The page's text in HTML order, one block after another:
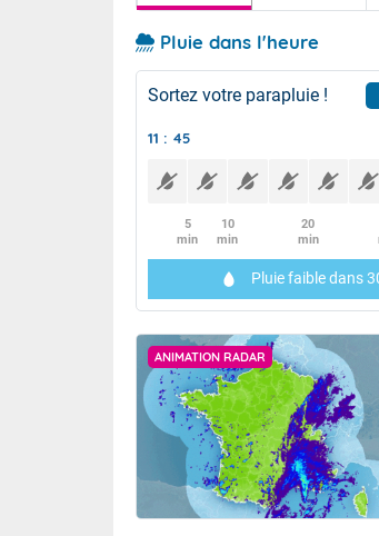
Pluie dans l'heure
Sortez votre parapluie !
11 : 45
5
min
10
min
20
min
Pluie faibledans
ANIMATION RADAR